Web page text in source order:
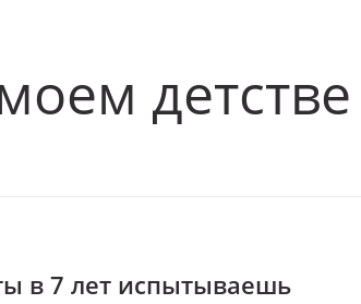
детстве
в 7 лет испытываешь